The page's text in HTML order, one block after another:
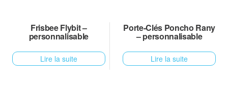
Frisbee Flybit –
personnalisable
Lire la suite
Porte-Clés Poncho Rany
– personnalisable
Lire la suite